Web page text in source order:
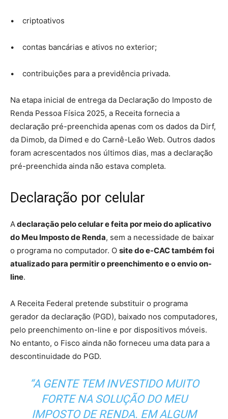
• criptoativos
• contas bancárias e ativos no exterior;
• contribuições para a previdência privada.
Na etapa inicial de entrega da Declaração do Imposto de
Renda Pessoa Física 2025, a Receita fornecia a
declaração pré-preenchida apenas com os dados da Dirf,
da Dimob, da Dimed e do Carnê-Leão Web. Outros dados
foram acrescentados nos últimos dias, mas a declaração
pré-preenchida ainda não estava completa.
Declaração por celular
Adeclaração pelo celular e feita por meio do aplicativo
do Meu Imposto de Renda, sem a necessidade de baixar
o programa no computador. O site do e-CAC também foi
atualizado para permitir o preenchimento e o envio on-
line.
A Receita Federal pretende substituir o programa
gerador da declaração (PGD), baixado nos computadores,
pelo preenchimento on-line e por dispositivos móveis.
No entanto, o Fisco ainda não forneceu uma data para a
descontinuidade do PGD.
“A GENTE TEM INVESTIDO MUITO
FORTE NA SOLUÇÃO DO MEU
IMPOSTO DE RENDA. EM ALGUM